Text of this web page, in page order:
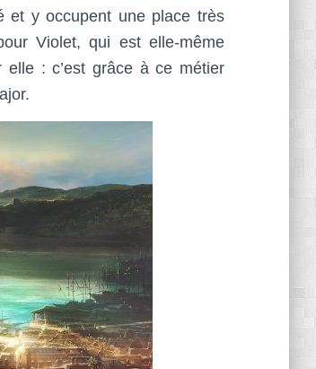
et y occupent une place très
Violet, qui est elle-même
: c’est grâce à ce métier